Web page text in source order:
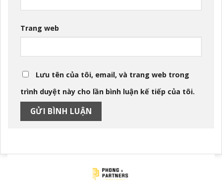
Trang web
Lưu tên của tôi, email, và trang web trong
trình duyệt này cho lần bình luận kế tiếp của tôi.